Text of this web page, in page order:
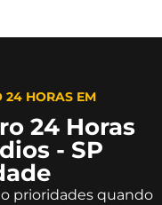
24 HORAS EM
24 Horas
- SP
prioridades quando